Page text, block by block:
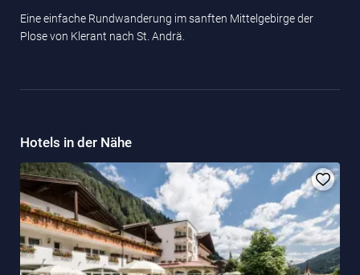
Eine einfache Rundwanderung im sanften Mittelgebirge der
Plose von Klerant nach St. Andrä.
Hotels in der Nähe